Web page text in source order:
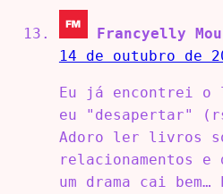
Francyelly
14 de outubro de
Eu já encontrei o
eu "desapertar"
Adoro ler livros
relacionamentos e
um drama cai